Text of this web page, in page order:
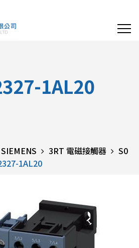
1AL20
SIEMENS 3RT 電磁接觸器
S0
1AL20